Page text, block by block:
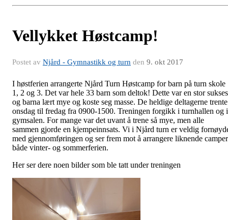
Vellykket Høstcamp!
Postet av Njård - Gymnastikk og turn den 9. okt 2017
I høstferien arrangerte Njård Turn Høstcamp for barn på turn skole
1, 2 og 3. Det var hele 33 barn som deltok! Dette var en stor
og barna lært mye og koste seg masse. De heldige deltagerne trente
onsdag til fredag fra 0900-1500. Treningen forgikk i turnhallen og i
gymsalen. For mange var det uvant å trene så mye, men alle
sammen gjorde en kjempeinnsats. Vi i Njård turn er veldig
med gjennomføringen og ser frem mot å arrangere liknende
både vinter- og sommerferien.
Her ser dere noen bilder som ble tatt under treningen